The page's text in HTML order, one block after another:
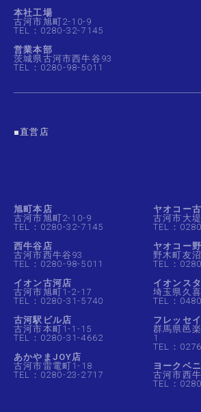
本社工場
古河市旭町2-10-9
TEL：0280-32-7145
営業本部
茨城県古河市西牛谷93
TEL：0280-98-5011
■直営店
旭町本店
古河市旭町2-10-9
TEL：0280-32-7145
西牛谷店
古河市西牛谷93
TEL：0280-98-5011
イオン古河店
古河市旭町1-2-17
TEL：0280-31-5740
古河駅ビル店
古河市本町1-1-15
TEL：0280-31-4662
あかやまJOY店
古河市雷電町1-18
TEL：0280-23-2717
ヤオコー
古河市大
TEL：
ヤオコー
野木町友
TEL：
イオンス
埼玉県久
TEL：
フレッセ
群馬県邑
1
TEL：
ヨークベ
古河市西
TEL：